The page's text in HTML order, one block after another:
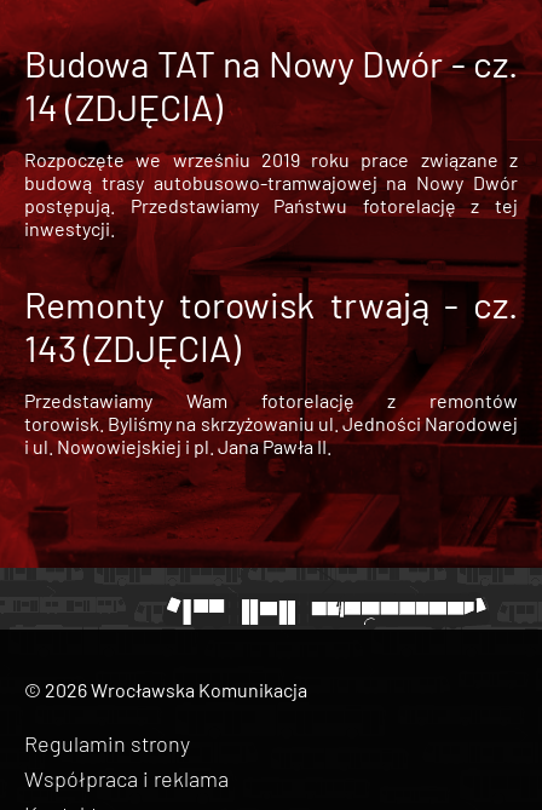
Budowa TAT na Nowy Dwór - cz.
14 (ZDJĘCIA)
Rozpoczęte we wrześniu 2019 roku prace związane z
budową trasy autobusowo-tramwajowej na Nowy Dwór
postępują. Przedstawiamy Państwu fotorelację z tej
inwestycji.
Remonty torowisk trwają - cz.
143 (ZDJĘCIA)
Przedstawiamy Wam fotorelację z remontów
torowisk. Byliśmy na skrzyżowaniu ul. Jedności Narodowej
i ul. Nowowiejskiej i pl. Jana Pawła II.
© 2026 Wrocławska Komunikacja
Regulamin strony
Współpraca i reklama